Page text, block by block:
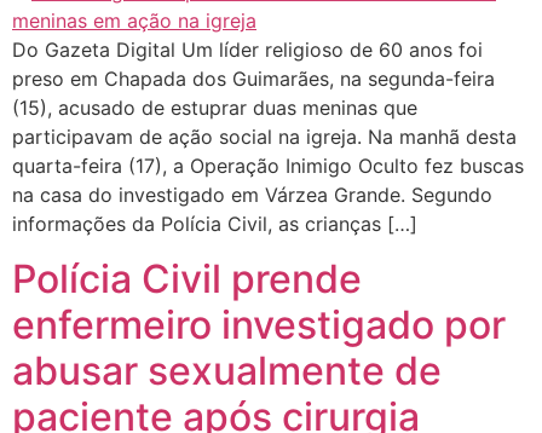
Do Gazeta Digital Um líder religioso de 60 anos foi
preso em Chapada dos Guimarães, na segunda-feira
(15), acusado de estuprar duas meninas que
participavam de ação social na igreja. Na manhã desta
quarta-feira (17), a Operação Inimigo Oculto fez buscas
na casa do investigado em Várzea Grande. Segundo
informações da Polícia Civil, as crianças […]
Polícia Civil prende
enfermeiro investigado por
abusar sexualmente de
paciente após cirurgia